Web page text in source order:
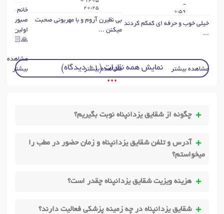
-
0:59
خیلی خوب و حرفه ای کمکم کردند
...
مشاهده بیشتر
20:25
بی نظیرن آروم و با مهربونی صحبت
میکنن ...
مشاهده بیشتر
خانم دکتر
اولین
🙏🏻🌷 ...
مشاهده
بیشتر
نمایش همه نظرات (11 دیدگاه)
• • •
چگونه از شقایق یزدانپناه نوبت بگیریم؟
آدرس و تلفن شقایق یزدانپناه و زمان حضور در مطب را
میخواستم؟
هزینه ویزیت شقایق یزدانپناه چقدر است؟
شقایق یزدانپناه در چه زمینه پزشکی فعالیت دارند؟